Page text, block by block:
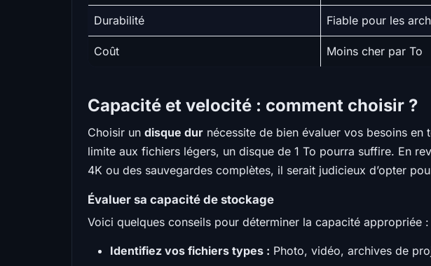
Durabilité Fiable pour les
Coût Moins cher par To
Capacité et velocité : comment choisir ?
Choisir un disque dur nécessite de bien évaluer vos besoins en
limite aux fichiers légers, un disque de 1 To pourra suffire. En
4K ou des sauvegardes complètes, il serait judicieux d’opter
Évaluer sa capacité de stockage
Voici quelques conseils pour déterminer la capacité appropriée :
Identifiez vos fichiers types : Photo, vidéo, archives de